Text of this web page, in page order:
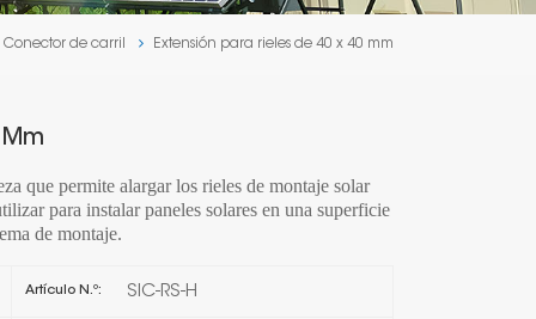
português
Conector de carril Extensión para rieles de 40 x 40 mm
que permite alargar los rieles de montaje solar
para instalar paneles solares en una superficie
de montaje.
Artículo N.º: SIC-RS-H